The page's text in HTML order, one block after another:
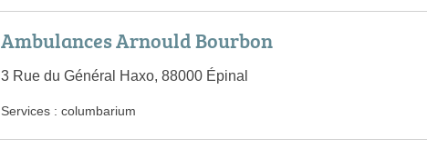
Ambulances Arnould Bourbon
3 Rue du Général Haxo, 88000 Épinal
Services : columbarium